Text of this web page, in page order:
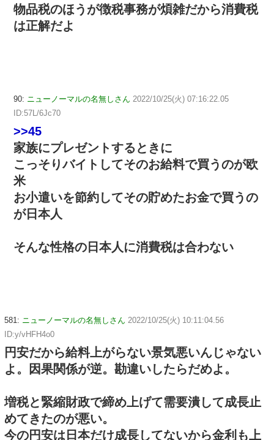
物品税のほうが徴税事務が煩雑だから消費税
は正解だよ
90: ニューノーマルの名無しさん 2022/10/25(火) 07:16:22.05
ID:57L/6Jc70
>>45
家族にプレゼントするときに
こっそりバイトしてそのお給料で買うのが欧
米
お小遣いを節約してその貯めたお金で買うの
が日本人
そんな性格の日本人に消費税は合わない
581: ニューノーマルの名無しさん 2022/10/25(火) 10:11:04.56
ID:y/vHFH4o0
円安だから給料上がらない景気悪いんじゃない
よ。因果関係が逆。勘違いしたらだめよ。
増税と緊縮財政で締め上げて需要潰して成長止
めてきたのが悪い。
今の円安は日本だけ成長してないから金利も上